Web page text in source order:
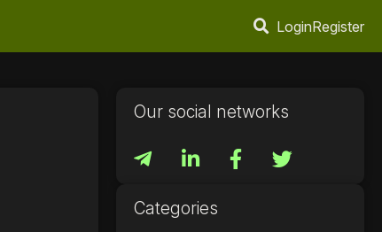
LoginRegister
Our social networks
Categories